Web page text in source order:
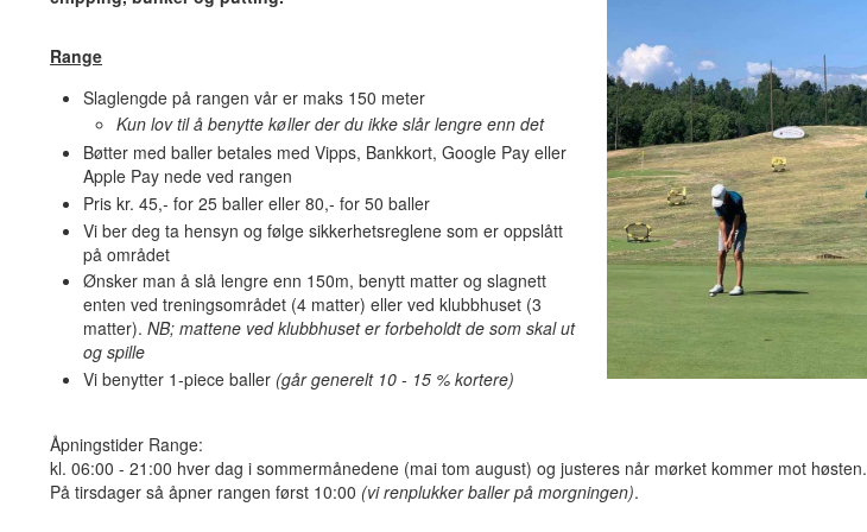
Range
Slaglengde på rangen vår er maks 150 meter
Kun lov til å benytte køller der du ikke slår lengre enn det
Bøtter med baller betales med Vipps, Bankkort, Google Pay eller
Apple Pay nede ved rangen
Pris kr. 45,- for 25 baller eller 80,- for 50 baller
Vi ber deg ta hensyn og følge sikkerhetsreglene som er oppslått
på området
Ønsker man å slå lengre enn 150m, benytt matter og slagnett
enten ved treningsområdet (4 matter) eller ved klubbhuset (3
matter). NB; mattene ved klubbhuset er forbeholdt de som skal ut
og spille
Vi benytter 1-piece baller (går generelt 10 - 15 % kortere)
Åpningstider Range:
kl. 06:00 - 21:00 hver dag i sommermånedene (mai tom august) og justeres når mørket kommer mot høsten.
På tirsdager så åpner rangen først 10:00 (vi renplukker baller på morgningen).